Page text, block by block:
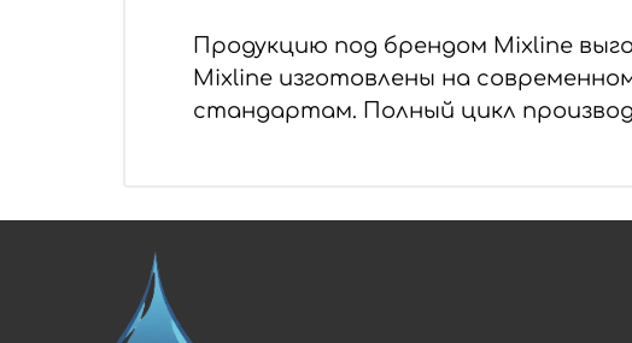
Продукцию под брендом Mixline
Mixline изготовлены на
стандартам. Полный цикл